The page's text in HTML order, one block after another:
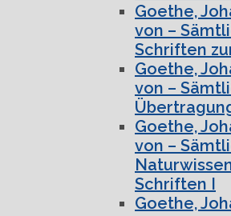
Goethe,
von –
Schriften
Goethe,
von –
Goethe,
von –
Schriften I
Goethe,